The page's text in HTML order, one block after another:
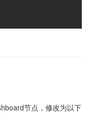
节点，修改为以下